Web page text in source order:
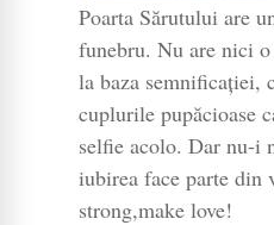
Poarta Sărutului are
funebru. Nu are nici
la baza semnificației,
cuplurile pupăcioase
selfie acolo. Dar nu-i
iubirea face parte din
strong,make love!